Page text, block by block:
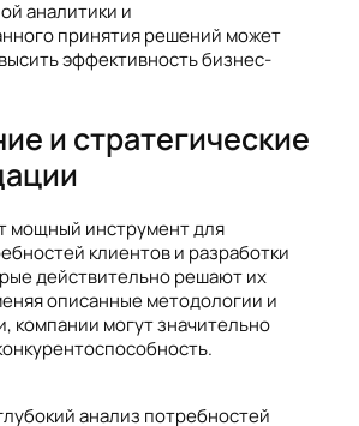
аналитики и
принятия решений может
эффективность бизнес-
и стратегические
мощный инструмент для
клиентов и разработки
действительно решают их
описанные методологии и
компании могут значительно
анализ потребностей